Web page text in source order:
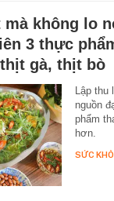
mà không lo
3 thực
gà, thịt bò
Lập thu
nguồn
phẩm
hơn.
SỨC